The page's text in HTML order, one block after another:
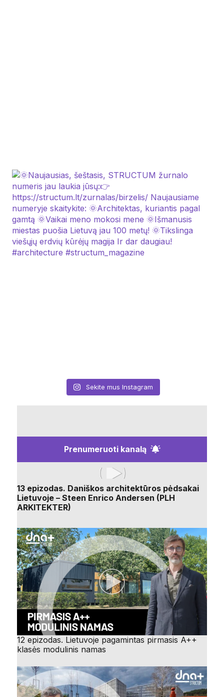
Sekite mus Instagram
Prenumeruoti kanalą
13 epizodas. Daniškos architektūros pėdsakai
Lietuvoje – Steen Enrico Andersen (PLH
ARKITEKTER)
12 epizodas. Lietuvoje pagamintas pirmasis A++
klasės modulinis namas